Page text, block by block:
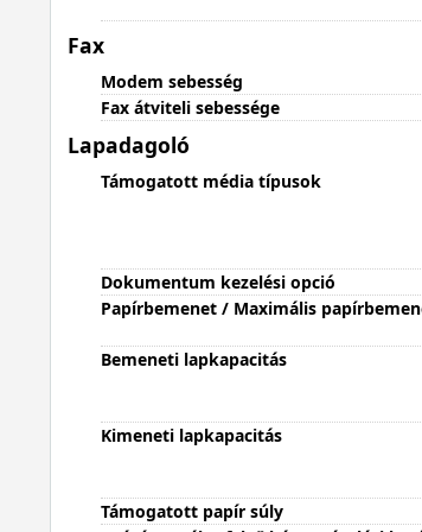
Fax
Modem sebesség
Fax átviteli sebessége
Lapadagoló
Támogatott média típusok
Dokumentum kezelési opció
Papírbemenet / Maximális
Bemeneti lapkapacitás
Kimeneti lapkapacitás
Támogatott papír súly